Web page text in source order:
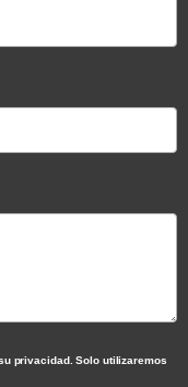
privacidad. Solo utilizaremos